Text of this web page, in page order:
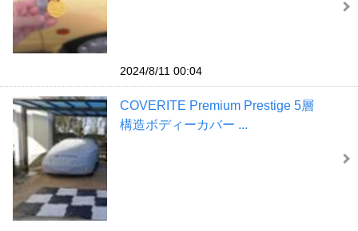
2024/8/11 00:04
COVERITE Premium Prestige 5層
構造ボディーカバー ...